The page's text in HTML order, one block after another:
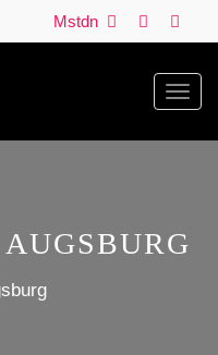
Mstdn
AUGSBURG